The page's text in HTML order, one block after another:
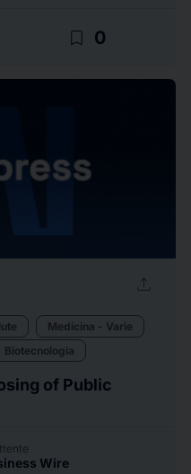
bookmark_border 0
upload
Medicina - Varie
Biotecnologia
of Public
Wire